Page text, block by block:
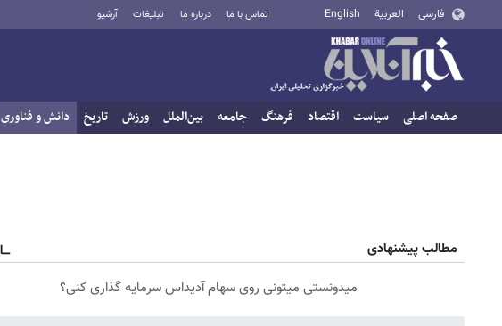
فارسی العربية English تماس با ما درباره ما تبلیغات آرشیو
صفحه اصلی سیاست اقتصاد فرهنگ جامعه بین‌الملل ورزش تاریخ دانش و فناوری
مطالب پیشنهادی
میدونستی میتونی روی سهام آدیداس سرمایه گذاری کنی؟